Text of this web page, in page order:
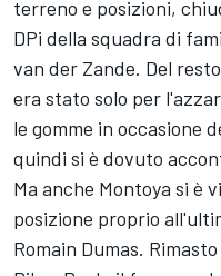
terreno e posizioni,
DPi della squadra di
van der Zande. Del
era stato solo per
le gomme in occasione
quindi si è dovuto
Ma anche Montoya si è
posizione proprio
Romain Dumas.